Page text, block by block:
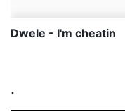
Dwele - I'm cheatin
.